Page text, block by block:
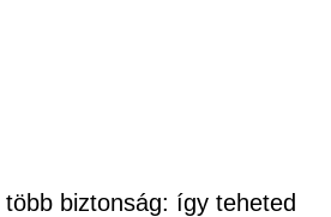
biztonság: így teheted